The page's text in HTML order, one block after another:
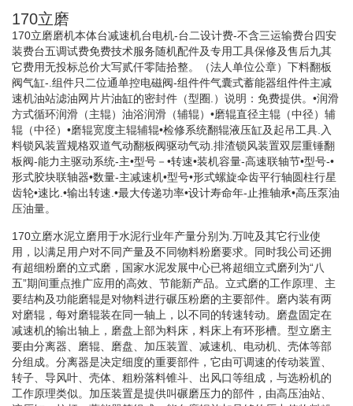
170立磨
170立磨磨机本体台减速机台电机-台二设计费-不含三运输费台四安
装费台五调试费免费技术服务随机配件及专用工具保修及售后九其
它费用无投标总价大写贰仟零陆拾整。（法人单位公章）下料翻板
阀气缸-.组件只二位通单控电磁阀-组件件气囊式蓄能器组件件主减
速机油站滤油网片片油缸的密封件（型圈.）说明：免费提供。•润滑
方式循环润滑（主辊）油浴润滑（辅辊）•磨辊直径主辊（中径）辅
辊（中径）•磨辊宽度主辊辅辊•检修系统翻辊液压缸及起吊工具.入
料锁风装置规格双道气动翻板阀驱动气动.排渣锁风装置双层重锤翻
板阀-能力主驱动系统-主•型号－•转速•装机容量-高速联轴节•型号-•
形式胶块联轴器•数量-主减速机•型号•形式螺旋伞齿平行轴圆柱行星
齿轮•速比.•输出转速.•最大传递功率•设计寿命年-止推轴承•高压泵油
压油量。
170立磨水泥立磨用于水泥行业年产量分别为.万吨及其它行业使
用，以满足用户对不同产量及不同物料粉磨要求。同时我公司还拥
有超细粉磨的立式磨，国家水泥发展中心已将超细立式磨列为“八
五”期间重点推广应用的高效、节能新产品。立式磨的工作原理、主
要结构及功能磨辊是对物料进行碾压粉磨的主要部件。磨内装有两
对磨辊，每对磨辊装在同一轴上，以不同的转速转动。磨盘固定在
减速机的输出轴上，磨盘上部为料床，料床上有环形槽。型立磨主
要由分离器、磨辊、磨盘、加压装置、减速机、电动机、壳体等部
分组成。分离器是决定细度的重要部件，它由可调速的传动装置、
转子、导风叶、壳体、粗粉落料锥斗、出风口等组成，与选粉机的
工作原理类似。加压装置是提供叫碾磨压力的部件，由高压油站、